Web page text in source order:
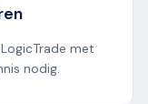
met
nodig.